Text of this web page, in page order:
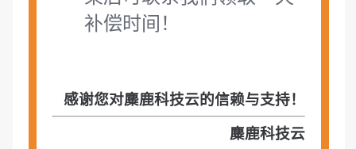
补偿时间！
感谢您对麋鹿科技云的信赖与支持！
麋鹿科技云